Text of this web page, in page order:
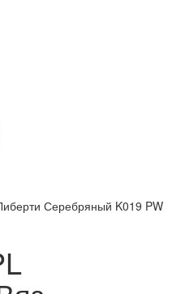
Серебряный K019 PW